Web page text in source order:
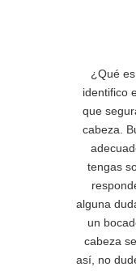
¿Qué
identifico
que
cabeza.
tengas
alguna
un
cabeza
así, no